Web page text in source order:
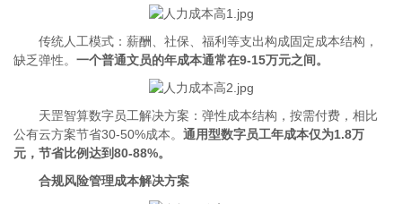
传统人工模式：薪酬、社保、福利等支出构成固定成本结构，
缺乏弹性。 一个普通文员的年成本通常在9-15万元之间。
天罡智算数字员工解决方案：弹性成本结构，按需付费，相比
公有云方案节省30-50%成本。 通用型数字员工年成本仅为1.8万
元，节省比例达到80-88%。
合规风险管理成本解决方案